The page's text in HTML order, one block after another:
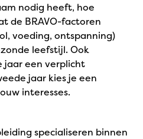
nodig heeft, hoe
de BRAVO-factoren
voeding, ontspanning)
leefstijl. Ook
jaar een verplicht
jaar kies je een
interesses.
specialiseren binnen